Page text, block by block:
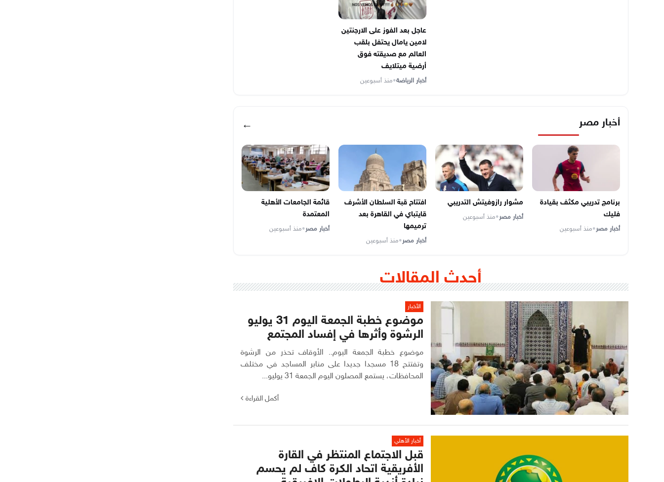
عاجل بعد الفوز على الارجنتين
لامين يامال يحتفل بلقب
العالم مع صديقته فوق
أرضية ميتلايف
أخبار الرياضة•منذ أسبوعين
أخبار مصر ←
برنامج تدريبي مكثف بقيادة
فليك
أخبار مصر•منذ أسبوعين
مشوار رازوفيتش التدريبي
أخبار مصر•منذ أسبوعين
افتتاح قبة السلطان الأشرف
قايتباي في القاهرة بعد
ترميمها
أخبار مصر•منذ أسبوعين
قائمة الجامعات الأهلية
المعتمدة
أخبار مصر•منذ أسبوعين
أحدث المقالات
الأخبار
موضوع خطبة الجمعة اليوم 31 يوليو
الرشوة وأثرها في إفساد المجتمع
موضوع خطبة الجمعة اليوم.. الأوقاف تحذر من الرشوة
وتفتتح 18 مسجدا جديدا على منابر المساجد في مختلف
المحافظات، يستمع المصلون اليوم الجمعة 31 يوليو...
أكمل القراءة
أخبار الأهلي
قبل الاجتماع المنتظر في القارة
الأفريقية اتحاد الكرة كاف لم يحسم